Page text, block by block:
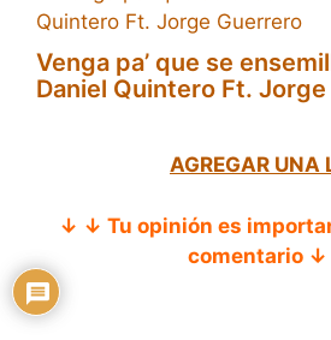
Venga pa’ que se
Daniel Quintero Ft.
AGREGAR UNA
↓ ↓ Tu opinión es
comentario